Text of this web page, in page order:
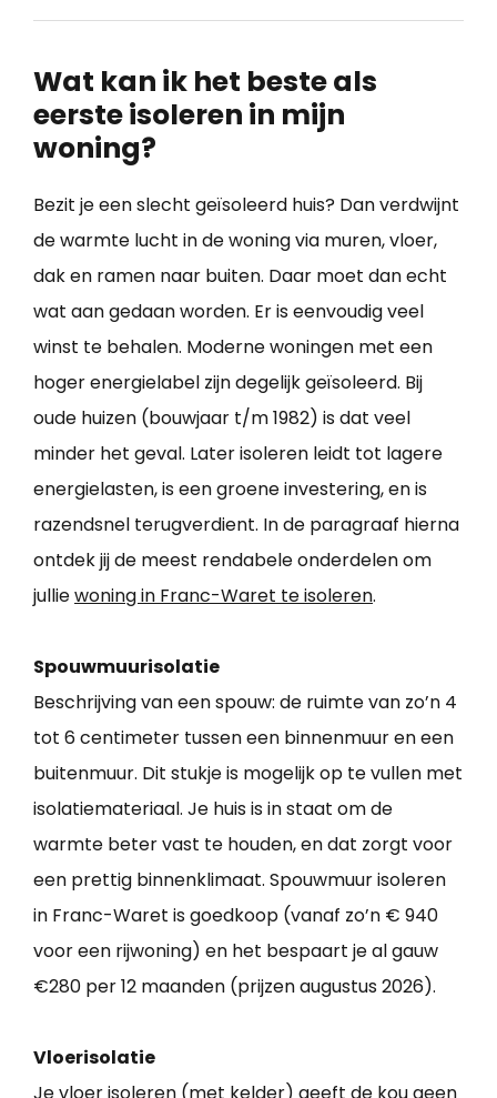
Wat kan ik het beste als
eerste isoleren in mijn
woning?
Bezit je een slecht geïsoleerd huis? Dan verdwijnt
de warmte lucht in de woning via muren, vloer,
dak en ramen naar buiten. Daar moet dan echt
wat aan gedaan worden. Er is eenvoudig veel
winst te behalen. Moderne woningen met een
hoger energielabel zijn degelijk geïsoleerd. Bij
oude huizen (bouwjaar t/m 1982) is dat veel
minder het geval. Later isoleren leidt tot lagere
energielasten, is een groene investering, en is
razendsnel terugverdient. In de paragraaf hierna
ontdek jij de meest rendabele onderdelen om
julliewoning in Franc-Waret te isoleren.
Spouwmuurisolatie
Beschrijving van een spouw: de ruimte van zo’n 4
tot 6 centimeter tussen een binnenmuur en een
buitenmuur. Dit stukje is mogelijk op te vullen met
isolatiemateriaal. Je huis is in staat om de
warmte beter vast te houden, en dat zorgt voor
een prettig binnenklimaat. Spouwmuur isoleren
in Franc-Waret is goedkoop (vanaf zo’n € 940
voor een rijwoning) en het bespaart je al gauw
€280 per 12 maanden (prijzen augustus 2026).
Vloerisolatie